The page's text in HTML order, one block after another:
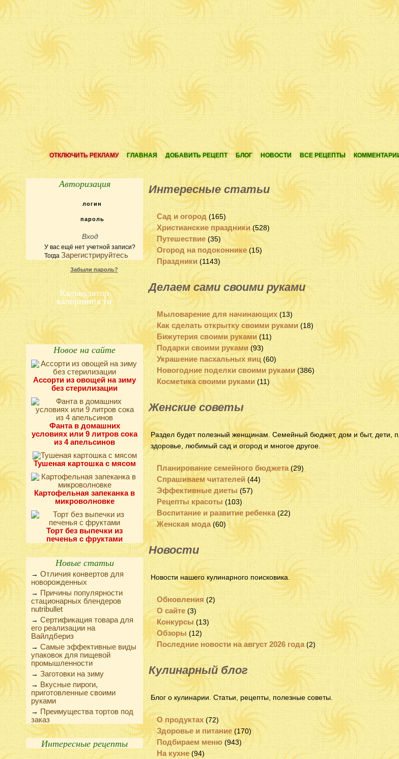
ОТКЛЮЧИТЬ РЕКЛАМУ ГЛАВНАЯ ДОБАВИТЬ РЕЦЕПТ БЛОГ НОВОСТИ ВСЕ РЕЦЕПТЫ
Авторизация
У вас ещё нет учетной записи?
Тогда Зарегистрируйтесь
Забыли пароль?
Калькулятор
калорийности
Новое на сайте
Ассорти из овощей на зиму
без стерилизации
Фанта в домашних
условиях или 9 литров сока
из 4 апельсинов
Тушеная картошка с мясом
Картофельная запеканка в
микроволновке
Торт без выпечки из
печенья с фруктами
Новые статьи
→ Отличия конвертов для
новорожденных
→ Причины популярности
стационарных блендеров
nutribullet
→ Сертификация товара для
его реализации на
Вайлдбериз
→ Самые эффективные виды
упаковок для пищевой
промышленности
→ Заготовки на зиму
→ Вкусные пироги,
приготовленные своими
руками
→ Преимущества тортов под
заказ
Интересные рецепты
Интересные статьи
Сад и огород(165)
Христианские праздники(528)
Путешествие(35)
Огород на подоконнике (15)
Праздники(1143)
Делаем сами своими руками
Мыловарение для начинающих (13)
Как сделать открытку своими руками(18)
Бижутерия своими руками(11)
Подарки своими руками(93)
Украшение пасхальных яиц (60)
Новогодние поделки своими руками(386)
Косметика своими руками(11)
Женские советы
Раздел будет полезный женщинам. Семейный бюджет, дом и быт, дети,
здоровье, любимый сад и огород и многое другое.
Планирование семейного бюджета(29)
Спрашиваем читателей(44)
Эффективные диеты (57)
Рецепты красоты(103)
Воспитание и развитие ребенка (22)
Женская мода (60)
Новости
Новости нашего кулинарного поисковика.
Обновления(2)
О сайте(3)
Конкурсы (13)
Обзоры (12)
Последние новости на август 2026 года(2)
Кулинарный блог
Блог о кулинарии. Статьи, рецепты, полезные советы.
О продуктах(72)
Здоровье и питание(170)
Подбираем меню(943)
На кухне(94)